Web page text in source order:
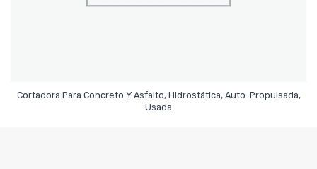
Cortadora Para Concreto Y Asfalto, Hidrostática, Auto-Propulsada,
Usada
Leer Más